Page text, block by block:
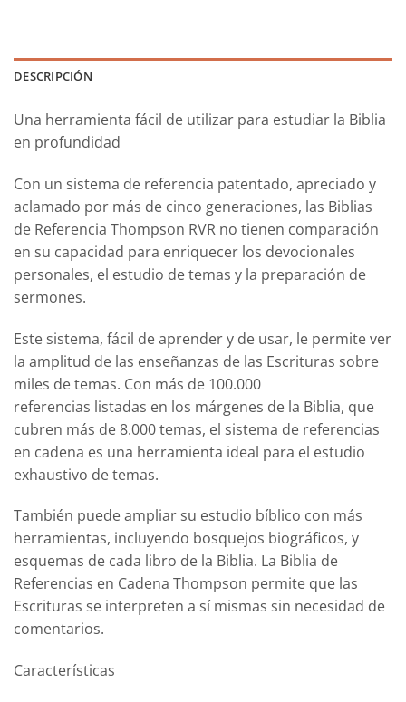
DESCRIPCIÓN
Una herramienta fácil de utilizar para estudiar la Biblia
en profundidad
Con un sistema de referencia patentado, apreciado y
aclamado por más de cinco generaciones, las Biblias
de Referencia Thompson RVR no tienen comparación
en su capacidad para enriquecer los devocionales
personales, el estudio de temas y la preparación de
sermones.
Este sistema, fácil de aprender y de usar, le permite ver
la amplitud de las enseñanzas de las Escrituras sobre
miles de temas. Con más de 100.000
referencias listadas en los márgenes de la Biblia, que
cubren más de8.000 temas, el sistema de referencias
en cadena es una herramienta ideal para el estudio
exhaustivo de temas.
También puede ampliar su estudio bíblico con más
herramientas, incluyendo bosquejos biográficos, y
esquemas de cada libro de la Biblia. La Biblia de
Referencias en Cadena Thompson permite que las
Escrituras se interpreten a sí mismas sin necesidad de
comentarios.
Características